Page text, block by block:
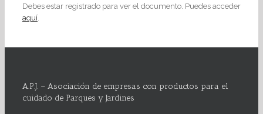
Debes estar registrado para ver el documento. Puedes acceder
aquí.
A.P.J. – Asociación de empresas con productos para el
cuidado de Parques y Jardines